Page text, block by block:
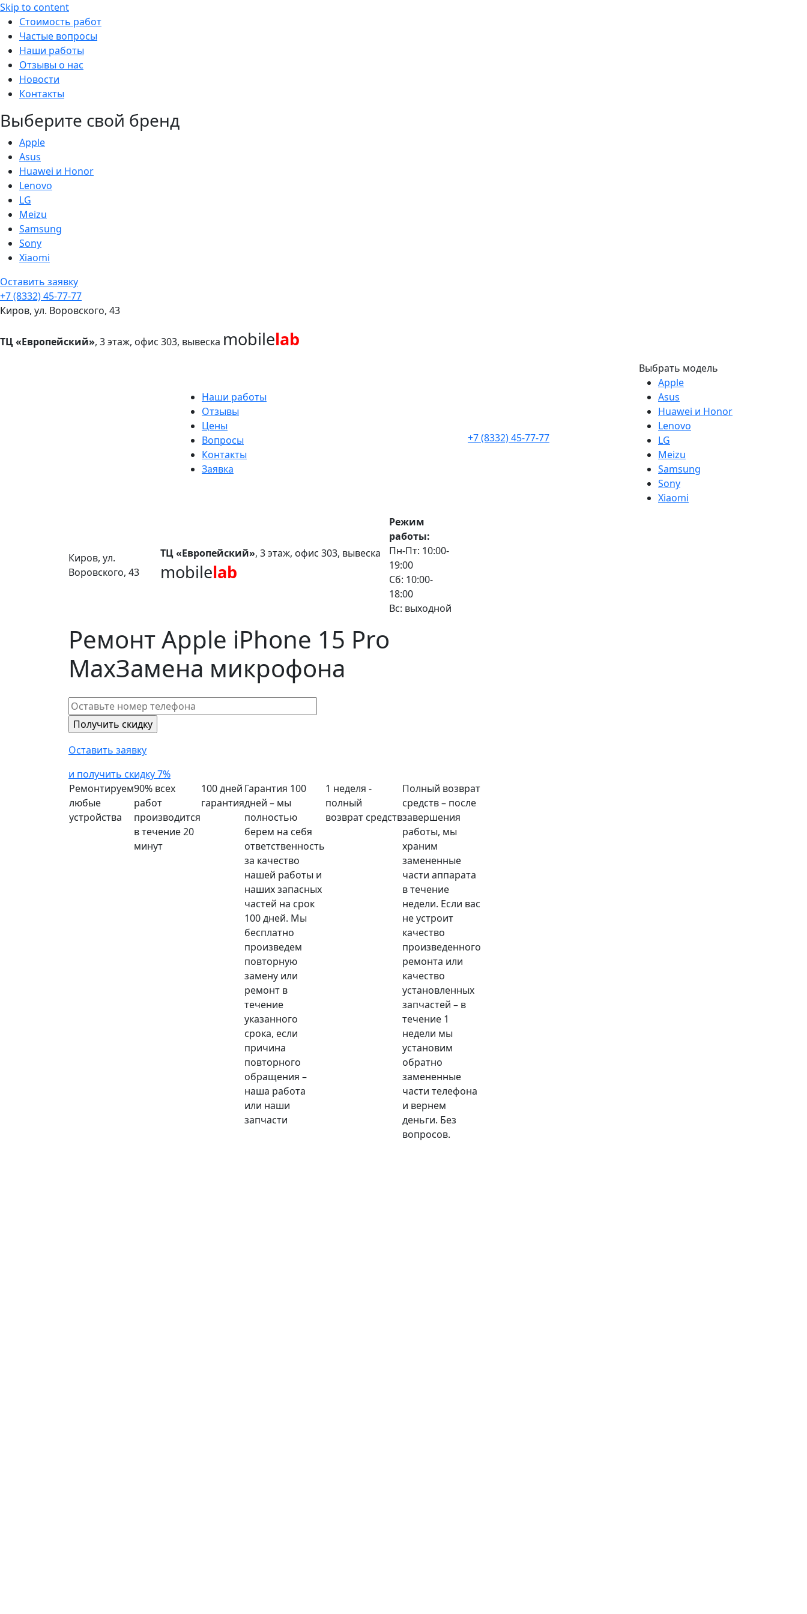
Skip to content
Стоимость работ
Частые вопросы
Наши работы
Отзывы о нас
Новости
Контакты
Выберите свой бренд
Apple
Asus
Huawei и Honor
Lenovo
LG
Meizu
Samsung
Sony
Xiaomi
Оставить заявку
+7 (8332) 45-77-77
Киров, ул. Воровского, 43
ТЦ «Европейский», 3 этаж, офис 303, вывеска mobilelab
Наши работы
Отзывы
Цены
Вопросы
Контакты
Заявка
+7 (8332) 45-77-77
Выбрать модель
Apple
Asus
Huawei и Honor
Lenovo
LG
Meizu
Samsung
Sony
Xiaomi
Киров, ул.
Воровского, 43
ТЦ «Европейский», 3 этаж, офис 303, вывеска
mobilelab
Режим
работы:
Пн-Пт: 10:00-
19:00
Сб: 10:00-
18:00
Вс: выходной
Ремонт Apple iPhone 15 Pro
MaxЗамена микрофона
Оставить заявку
и получить скидку 7%
Ремонтируем
любые
устройства
90% всех
работ
производится
в течение 20
минут
100 дней
гарантия
Гарантия 100
дней – мы
полностью
берем на себя
ответственность
за качество
нашей работы и
наших запасных
частей на срок
100 дней. Мы
бесплатно
произведем
повторную
замену или
ремонт в
течение
указанного
срока, если
причина
повторного
обращения –
наша работа
или наши
запчасти
1 неделя -
полный
возврат средств
Полный возврат
средств – после
завершения
работы, мы
храним
замененные
части аппарата
в течение
недели. Если вас
не устроит
качество
произведенного
ремонта или
качество
установленных
запчастей – в
течение 1
недели мы
установим
обратно
замененные
части телефона
и вернем
деньги. Без
вопросов.